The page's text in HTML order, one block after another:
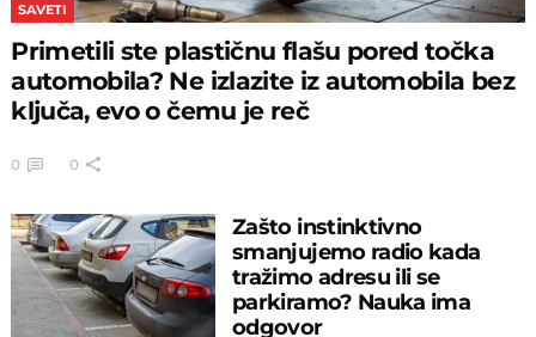
SAVETI
Primetili ste plastičnu flašu pored točka
automobila? Ne izlazite iz automobila bez
ključa, evo o čemu je reč
0 0
Zašto instinktivno
smanjujemo radio kada
tražimo adresu ili se
parkiramo? Nauka ima
odgovor